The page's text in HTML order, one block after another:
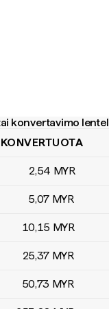
konvertavimo
lentelė
KONVERTUOTA
2,54 MYR
5,07 MYR
10,15 MYR
25,37 MYR
50,73 MYR